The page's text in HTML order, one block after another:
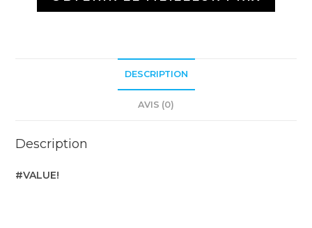
DESCRIPTION
AVIS (0)
Description
#VALUE!